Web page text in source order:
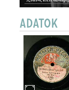
ERSCHEINUNGSJAHR:
Szobor-dal